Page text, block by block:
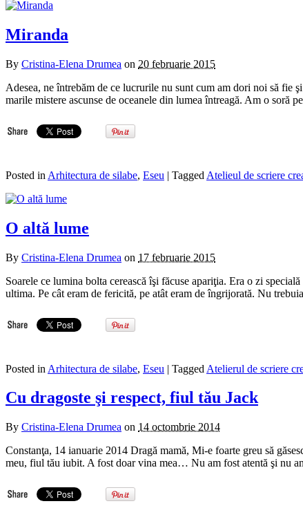
Miranda
By Cristina-Elena Drumea on 20 februarie 2015
Adesea, ne întrebăm de ce lucrurile nu sunt cum am dori noi să fie
marile mistere ascunse de oceanele din lumea întreagă. Am o soră
Posted in Arhitectura de silabe, Eseu | Tagged Atelieul de scriere
O altă lume
By Cristina-Elena Drumea on 17 februarie 2015
Soarele ce lumina bolta cerească îşi făcuse apariţia. Era o zi
ultima. Pe cât eram de fericită, pe atât eram de îngrijorată. Nu
Posted in Arhitectura de silabe, Eseu | Tagged Atelierul de scriere
Cu dragoste şi respect, fiul tău Jack
By Cristina-Elena Drumea on 14 octombrie 2014
Constanţa, 14 ianuarie 2014 Dragă mamă, Mi-e foarte greu să
meu, fiul tău iubit. A fost doar vina mea… Nu am fost atentă şi nu